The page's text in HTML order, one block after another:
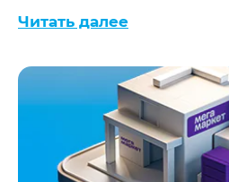
Читать далее